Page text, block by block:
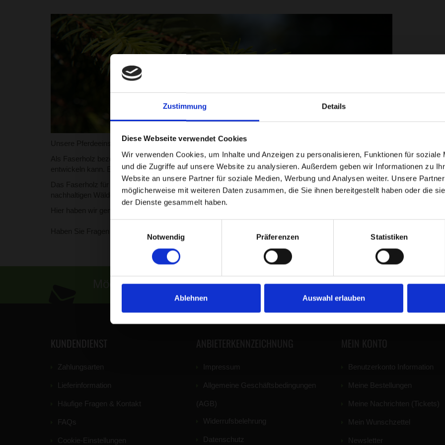
Zustimmung Details
Diese Webseite verwendet Cookies
Wir verwenden Cookies, um Inhalte und Anzeigen zu personalisieren, Funktionen für soziale
und die Zugriffe auf unsere Website zu analysieren. Außerdem geben wir Informationen zu
Website an unsere Partner für soziale Medien, Werbung und Analysen weiter. Unsere
möglicherweise mit weiteren Daten zusammen, die Sie ihnen bereitgestellt haben oder die
der Dienste gesammelt haben.
Notwendig
Präferenzen Statistiken
Ablehnen Auswahl erlauben
Unsere Pferdeeinstreu ist ein reines Naturprodukt, welches aus 100% unbehandeltem Fichtenholz, und zwar aus
Als Faserholz bezeichnet man jenen Teil der Waldbewirtschaftung, wo man den Wald durchlichtet (ausforstet) damit sich
entwickeln kann. Es wird entrindet, zerkleinert, gehämmert und gequetscht, komplett entstaubt, mit 11 bis 12%
Das Faserholz für unser Produkt kommt aus Rumänien, aus dem Herzen Transsylvaniens. Dieses Gebiet, das auch
nachhaltigen Wäldern.
Hier haben wir genügend Holzvorkommen so daß wir keine Versorgungsprobleme haben. In dieser Region wächst noch
Haben Sie Fragen zu unserer Einstreu? Informieren Sie sich
Möchten Sie auf dem Laufenden bleiben? Newsletter:
KUNDENDIENST
Zahlungsarten
Lieferinformation
Häufige Fragen & Kontakt
FAQs
Cookie-Einstellungen
Impressum
Allgemeine Geschäftsbedingungen
(AGB)
Widerrufsbelehrung
Datenschutz
Benutzerkonto Information
Meine Bestellungen
Meine Nachrichten (Tickets)
Mein Wunschzettel
Newsletter